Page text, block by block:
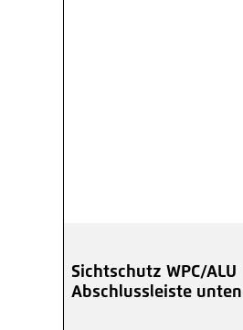
Sichtschutz WPC/ALU
Abschlussleiste